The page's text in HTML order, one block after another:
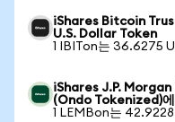
iShares Bitcoin
U.S. Dollar Token
1 IBITon는 36.6275
iShares J.P.
(Ondo Tokenized)
1 LEMBon는